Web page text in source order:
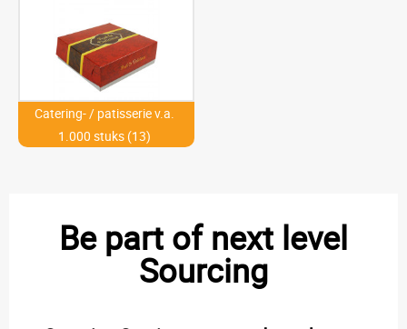
Catering- / patisserie v.a.
1.000 stuks (13)
Be part of next level
Sourcing